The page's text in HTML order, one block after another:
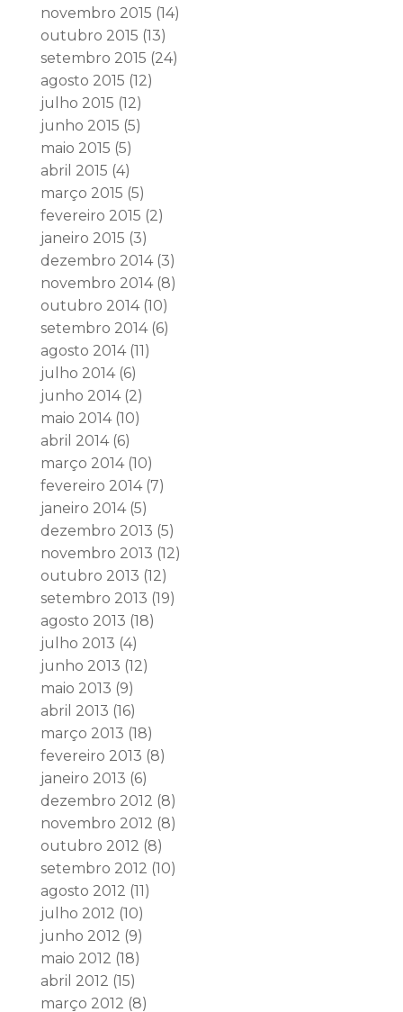
novembro 2015 (14)
outubro 2015 (13)
setembro 2015 (24)
agosto 2015 (12)
julho 2015 (12)
junho 2015 (5)
maio 2015 (5)
abril 2015 (4)
março 2015 (5)
fevereiro 2015 (2)
janeiro 2015 (3)
dezembro 2014(3)
novembro 2014(8)
outubro 2014(10)
setembro 2014(6)
agosto 2014(11)
julho 2014(6)
junho 2014(2)
maio 2014(10)
abril 2014(6)
março 2014(10)
fevereiro 2014(7)
janeiro 2014(5)
dezembro 2013 (5)
novembro 2013 (12)
outubro 2013 (12)
setembro 2013 (19)
agosto 2013 (18)
julho 2013 (4)
junho 2013 (12)
maio 2013 (9)
abril 2013 (16)
março 2013 (18)
fevereiro 2013 (8)
janeiro 2013 (6)
dezembro 2012 (8)
novembro 2012 (8)
outubro 2012 (8)
setembro 2012 (10)
agosto 2012 (11)
julho 2012 (10)
junho 2012 (9)
maio 2012 (18)
abril 2012 (15)
março 2012 (8)